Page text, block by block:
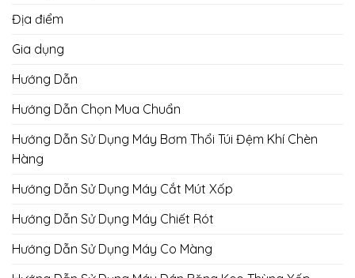
Địa điểm
Gia dụng
Hướng Dẫn
Hướng Dẫn Chọn Mua Chuẩn
Hướng Dẫn Sử Dụng Máy Bơm Thổi Túi Đệm Khí Chèn
Hàng
Hướng Dẫn Sử Dụng Máy Cắt Mút Xốp
Hướng Dẫn Sử Dụng Máy Chiết Rót
Hướng Dẫn Sử Dụng Máy Co Màng